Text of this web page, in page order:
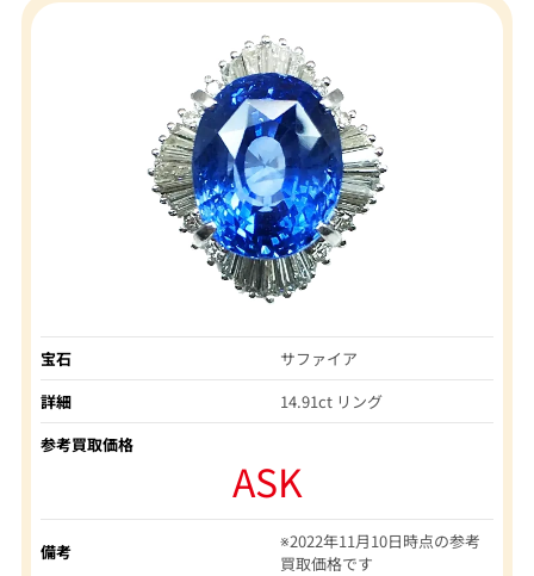
宝石
サファイア
詳細
14.91ct リング
参考買取価格
ASK
備考
※2022年11月10日時点の参考
買取価格です